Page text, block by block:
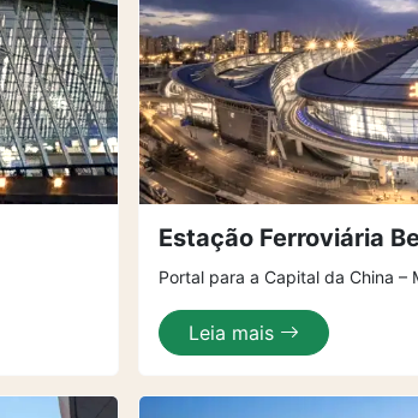
Estação Ferroviária
Portal para a Capital da China –
Leia mais